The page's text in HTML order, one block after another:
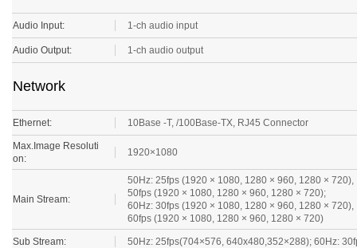
Audio Input: 1-ch audio input
Audio Output: 1-ch audio output
Network
Ethernet: 10Base -T, /100Base-TX, RJ45 Connector
Max.Image Resoluti
on:
1920×1080
Main Stream:
50Hz: 25fps (1920 × 1080, 1280 × 960, 1280 × 720),
50fps (1920 × 1080, 1280 × 960, 1280 × 720);
60Hz: 30fps (1920 × 1080, 1280 × 960, 1280 × 720),
60fps (1920 × 1080, 1280 × 960, 1280 × 720)
Sub Stream: 50Hz: 25fps(704×576, 640x480,352×288); 60Hz: